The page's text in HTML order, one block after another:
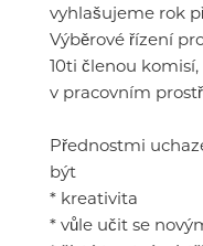
vyhlašujeme rok
Výběrové řízení
10ti členou
v pracovním
Přednostmi
být
* kreativita
* vůle učit se